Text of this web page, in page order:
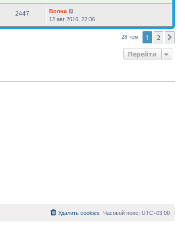
2447
Волна
12 авг 2016, 22:36
28 тем 1 2
Перейти
Часовой пояс: UTC+03:00
Удалить cookies